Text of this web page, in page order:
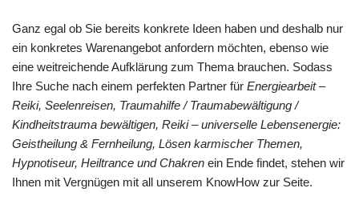
Ganz egal ob Sie bereits konkrete Ideen haben und deshalb nur
ein konkretes Warenangebot anfordern möchten, ebenso wie
eine weitreichende Aufklärung zum Thema brauchen. Sodass
Ihre Suche nach einem perfekten Partner für Energiearbeit –
Reiki, Seelenreisen, Traumahilfe / Traumabewältigung /
Kindheitstrauma bewältigen, Reiki – universelle Lebensenergie:
Geistheilung & Fernheilung, Lösen karmischer Themen,
Hypnotiseur, Heiltrance und Chakren ein Ende findet, stehen wir
Ihnen mit Vergnügen mit all unserem KnowHow zur Seite.